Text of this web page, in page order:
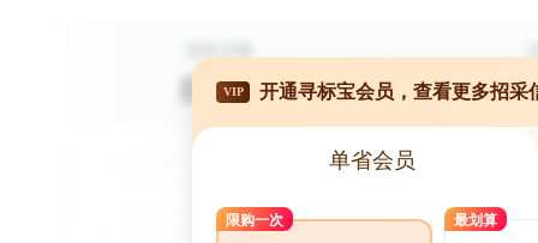
VIP 开通寻标宝会员，查看更多招采
单省会员
限购一次 最划算